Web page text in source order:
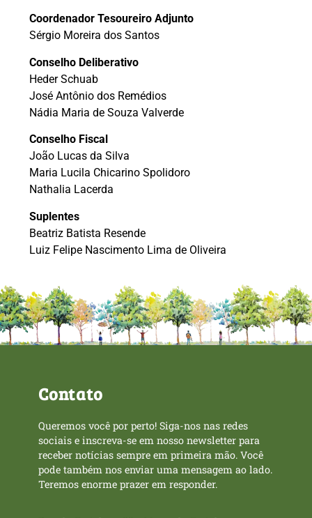
Coordenador Tesoureiro Adjunto
Sérgio Moreira dos Santos
Conselho Deliberativo
Heder Schuab
José Antônio dos Remédios
Nádia Maria de Souza Valverde
Conselho Fiscal
João Lucas da Silva
Maria Lucila Chicarino Spolidoro
Nathalia Lacerda
Suplentes
Beatriz Batista Resende
Luiz Felipe Nascimento Lima de Oliveira
Contato
Queremos você por perto! Siga-nos nas redes
sociais e inscreva-se em nosso newsletter para
receber notícias sempre em primeira mão. Você
pode também nos enviar uma mensagem ao lado.
Teremos enorme prazer em responder.